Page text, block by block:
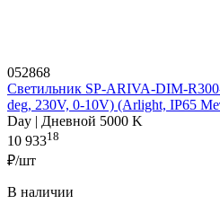
052868
Светильник SP-ARIVA-DIM-
deg, 230V, 0-10V) (Arlight, IP65
Day | Дневной 5000 K
10 93318
₽/шт
В наличии